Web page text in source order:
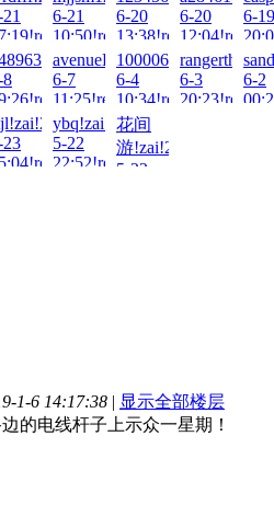
6-21
10:50!read!
6-20
13:38!read!
6-20
12:04!read!
6-19
8
avenueLee!zai!2026-
6-7
11:25!read!
100006099!zai!2026-
6-4
10:34!read!
6-3
20:23!read!
6-2
23
ybq!zai!2026-
5-22
22:52!read!
花间
游!zai!2026-
5-22
1-6 14:17:38 | 显示全部楼层
的电线杆子上示众一星期！